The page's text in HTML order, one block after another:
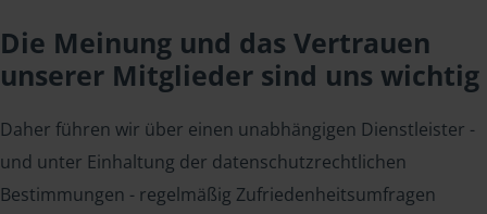
Die Meinung und das Vertrauen
unserer Mitglieder sind uns wichtig
Daher führen wir über einen unabhängigen Dienstleister -
und unter Einhaltung der datenschutzrechtlichen
Bestimmungen - regelmäßig Zufriedenheitsumfragen